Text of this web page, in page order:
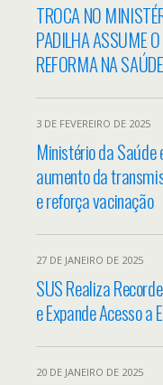
TROCA NO
PADILHA ASSUME
REFORMA NA
3 DE FEVEREIRO DE 2025
Ministério da
aumento da
e reforça vacinação
27 DE JANEIRO DE 2025
SUS Realiza
e Expande Acesso a
20 DE JANEIRO DE 2025